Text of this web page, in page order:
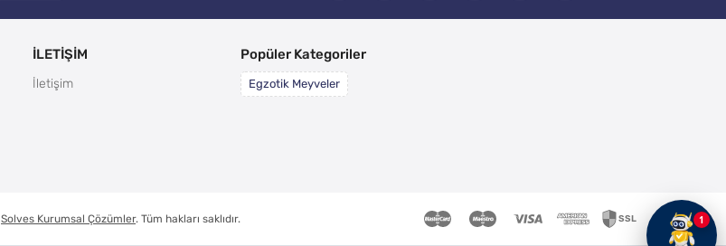
1
İLETİŞİM
İletişim
Popüler Kategoriler
Egzotik Meyveler
Solves Kurumsal Çözümler. Tüm hakları saklıdır.